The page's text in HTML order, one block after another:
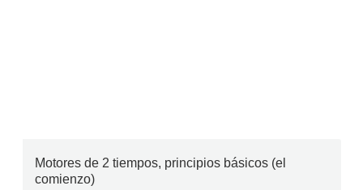
Motores de 2 tiempos, principios básicos (el
comienzo)